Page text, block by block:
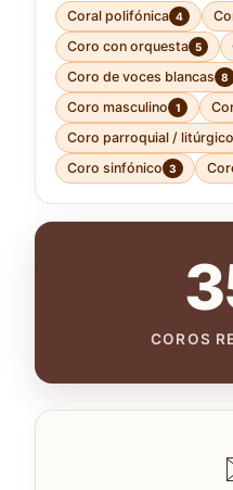
Coral polifónica 4
Coro con orquesta 5
Coro de voces blancas 8
Coro masculino 1
Coro parroquial / litúrgico
Coro sinfónico 3
COROS